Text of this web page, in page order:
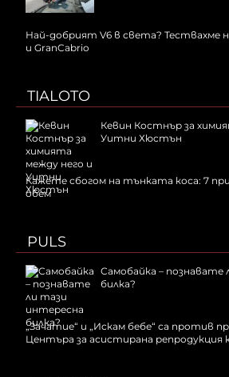
Най-добрият V6 в света? Тествахме
и GranCabrio
TIALOTO
Кевин Костнър за
Уитни Хюстън
Кажете сбогом на тънката коса: 7
обем
PULS
Самобайка – познавате
билка?
„Зачатие“ и „Искам бебе“ са против
Центъра за асистирана репродукция